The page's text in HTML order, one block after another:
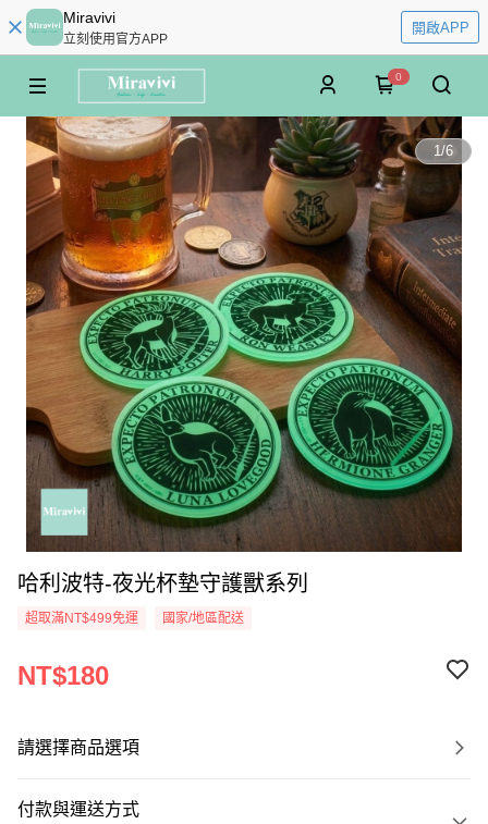
Miravivi
立刻使用官方APP
開啟APP
0
1/6
哈利波特-夜光杯墊守護獸系列
超取滿NT$499免運 國家/地區配送
NT$180
請選擇商品選項
付款與運送方式